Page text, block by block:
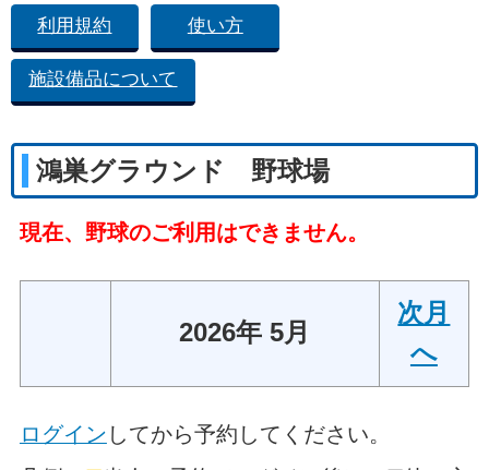
利用規約 使い方
施設備品について
鴻巣グラウンド 野球場
現在、野球のご利用はできません。
2026年 5月
次月
へ
ログイン してから予約してください。